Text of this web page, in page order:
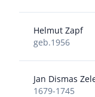
Helmut Zapf
geb.1956
Jan Dismas
1679-1745